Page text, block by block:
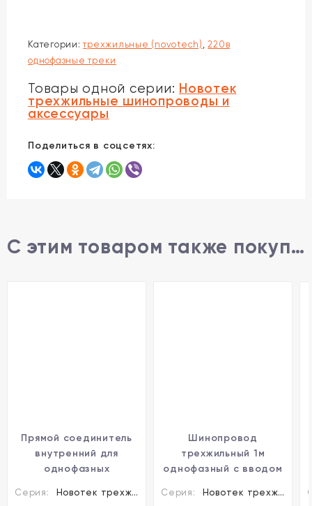
Категории:трехжильные (novotech) ,220в
однофазные треки
Товары одной серии: Новотек
трехжильные шинопроводы и
аксессуары
Поделиться в соцсетях:
С этим товаром также покупают
Прямой соединитель
внутренний для
однофазных
шинопроводов
Серия: Новотек трехжильные шинопроводы и аксессуары
Шинопровод
трехжильный 1м
однофазный с вводом
Novotech 135001
Серия: Новотек трехжильные шинопроводы и аксессуары